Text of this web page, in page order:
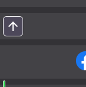
arrow_upward